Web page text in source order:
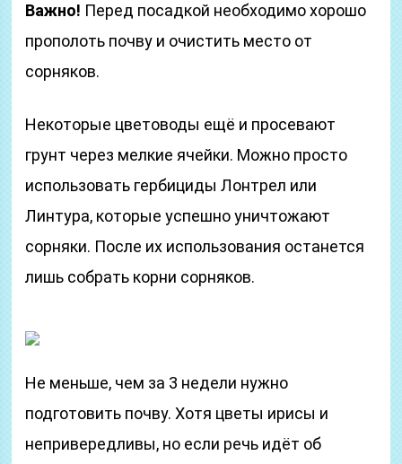
Важно! Перед посадкой необходимо хорошо
прополоть почву и очистить место от
сорняков.
Некоторые цветоводы ещё и просевают
грунт через мелкие ячейки. Можно просто
использовать гербициды Лонтрел или
Линтура, которые успешно уничтожают
сорняки. После их использования останется
лишь собрать корни сорняков.
Не меньше, чем за 3 недели нужно
подготовить почву. Хотя цветы ирисы и
непривередливы, но если речь идёт об